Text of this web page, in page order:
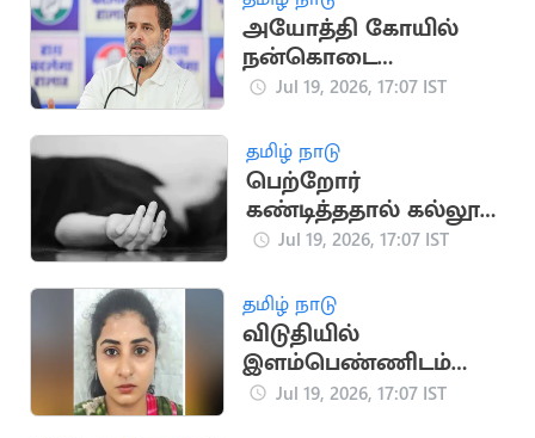
அயோத்தி கோயில்
நன்கொடை
விவகாரம்: பிரதமருக்கு
Jul 19, 2026, 17:07 IST
தமிழ் நாடு
பெற்றோர்
கண்டித்ததால் கல்லூரி
மாணவி தற்கொலை
Jul 19, 2026, 17:07 IST
தமிழ் நாடு
விடுதியில்
இளம்பெண்ணிடம்
நகை திருடிய
Jul 19, 2026, 17:07 IST